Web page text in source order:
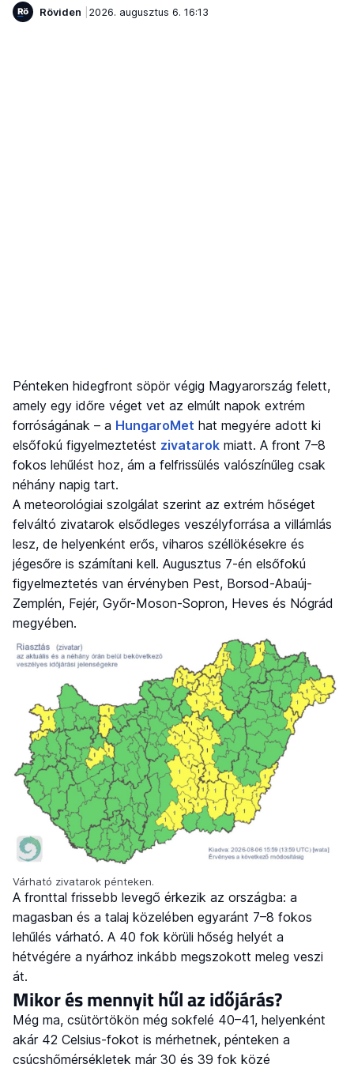
Röviden
2026. augusztus 6. 16:13
Pénteken hidegfront söpör végig Magyarország felett,
amely egy időre véget vet az elmúlt napok extrém
forróságának – a HungaroMet hat megyére adott ki
elsőfokú figyelmeztetést zivatarok miatt. A front 7–8
fokos lehűlést hoz, ám a felfrissülés valószínűleg csak
néhány napig tart.
A meteorológiai szolgálat szerint az extrém hőséget
felváltó zivatarok elsődleges veszélyforrása a villámlás
lesz, de helyenként erős, viharos széllökésekre és
jégesőre is számítani kell. Augusztus 7-én elsőfokú
figyelmeztetés van érvényben Pest, Borsod-Abaúj-
Zemplén, Fejér, Győr-Moson-Sopron, Heves és Nógrád
megyében.
Várható zivatarok pénteken.
A fronttal frissebb levegő érkezik az országba: a
magasban és a talaj közelében egyaránt 7–8 fokos
lehűlés várható. A 40 fok körüli hőség helyét a
hétvégére a nyárhoz inkább megszokott meleg veszi
át.
Mikor és mennyit hűl az időjárás?
Még ma, csütörtökön még sokfelé 40–41, helyenként
akár 42 Celsius-fokot is mérhetnek, pénteken a
csúcshőmérsékletek már 30 és 39 fok közé